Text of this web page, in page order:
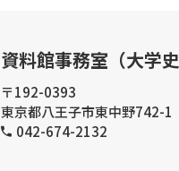
資料館事務室（大学
〒192-0393
東京都八王子市東中野742-1
042-674-2132